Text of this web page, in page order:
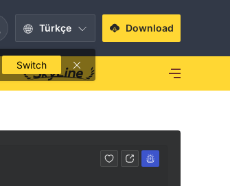
Türkçe
Switch
Download